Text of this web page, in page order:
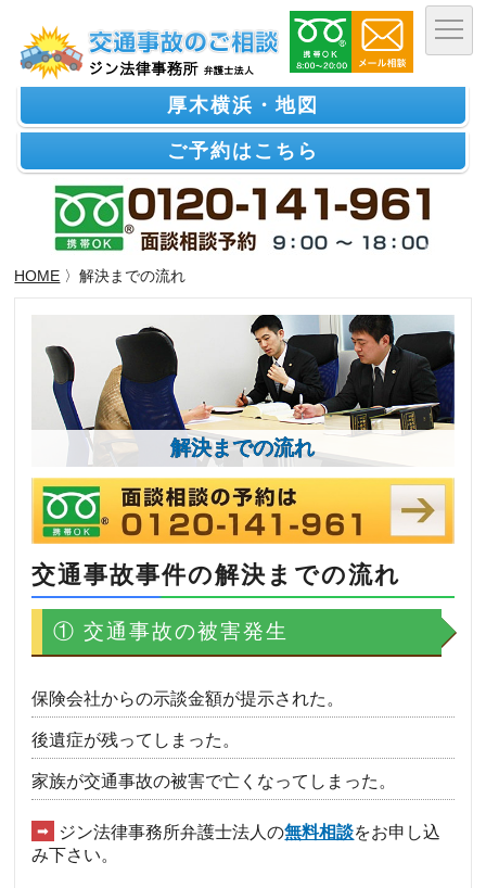
厚木横浜・地図
ご予約はこちら
HOME 〉解決までの流れ
解決までの流れ
交通事故事件の解決までの流れ
① 交通事故の被害発生
保険会社からの示談金額が提示された。
後遺症が残ってしまった。
家族が交通事故の被害で亡くなってしまった。
➡ ジン法律事務所弁護士法人の無料相談をお申し込
み下さい。